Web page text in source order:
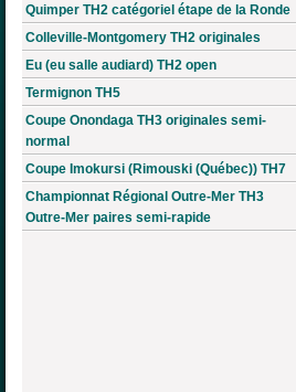
Quimper TH2 catégoriel étape de la Ronde
Colleville-Montgomery TH2 originales
Eu (eu salle audiard) TH2 open
Termignon TH5
Coupe Onondaga TH3 originales semi-
normal
Coupe Imokursi (Rimouski (Québec)) TH7
Championnat Régional Outre-Mer TH3
Outre-Mer paires semi-rapide